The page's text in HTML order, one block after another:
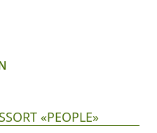
«PEOPLE»